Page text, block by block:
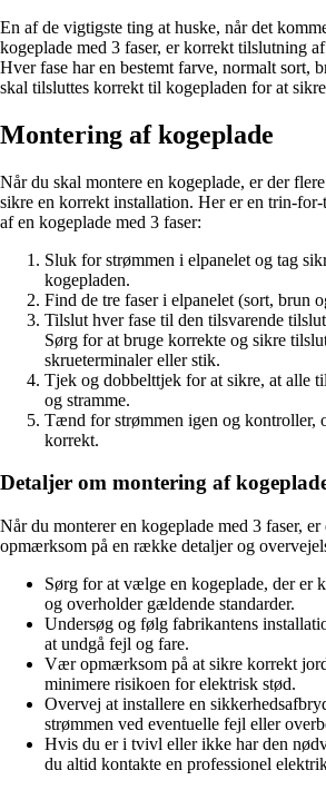
En af de vigtigste ting at huske, når det
kogeplade med 3 faser, er korrekt tilslutning
Hver fase har en bestemt farve, normalt sort,
skal tilsluttes korrekt til kogepladen for at
Montering af kogeplade
Når du skal montere en kogeplade, er der
sikre en korrekt installation. Her er en trin-
af en kogeplade med 3 faser:
Sluk for strømmen i elpanelet og tag
kogepladen.
Find de tre faser i elpanelet (sort, brun
Tilslut hver fase til den tilsvarende
Sørg for at bruge korrekte og sikre
skrueterminaler eller stik.
Tjek og dobbelttjek for at sikre, at alle
og stramme.
Tænd for strømmen igen og kontroller,
korrekt.
Detaljer om montering af
Når du monterer en kogeplade med 3 faser,
opmærksom på en række detaljer og
Sørg for at vælge en kogeplade, der er
og overholder gældende standarder.
Undersøg og følg fabrikantens
at undgå fejl og fare.
Vær opmærksom på at sikre korrekt
minimere risikoen for elektrisk stød.
Overvej at installere en
strømmen ved eventuelle fejl eller
Hvis du er i tvivl eller ikke har den
du altid kontakte en professionel